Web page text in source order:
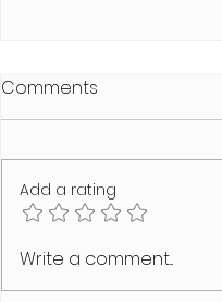
Stuttgarter Bärentreff
Comments
Add a rating
Write a comment...